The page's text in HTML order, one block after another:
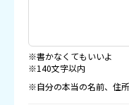
※書かなくてもいいよ
※140文字以内
※自分の本当の名前、住